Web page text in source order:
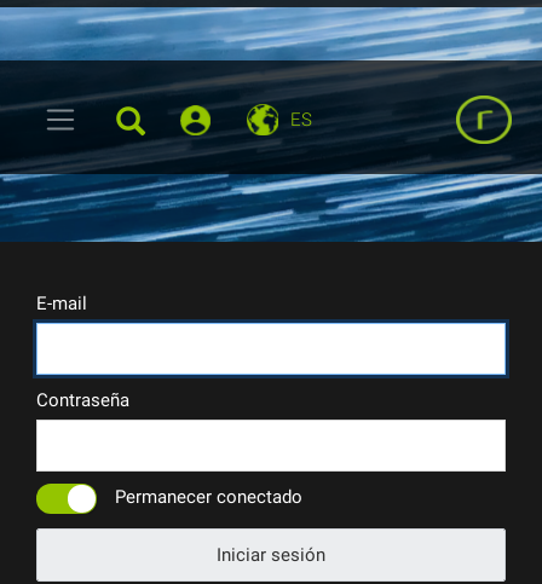
ES
E-mail
Contraseña
Permanecer conectado
Iniciar sesión